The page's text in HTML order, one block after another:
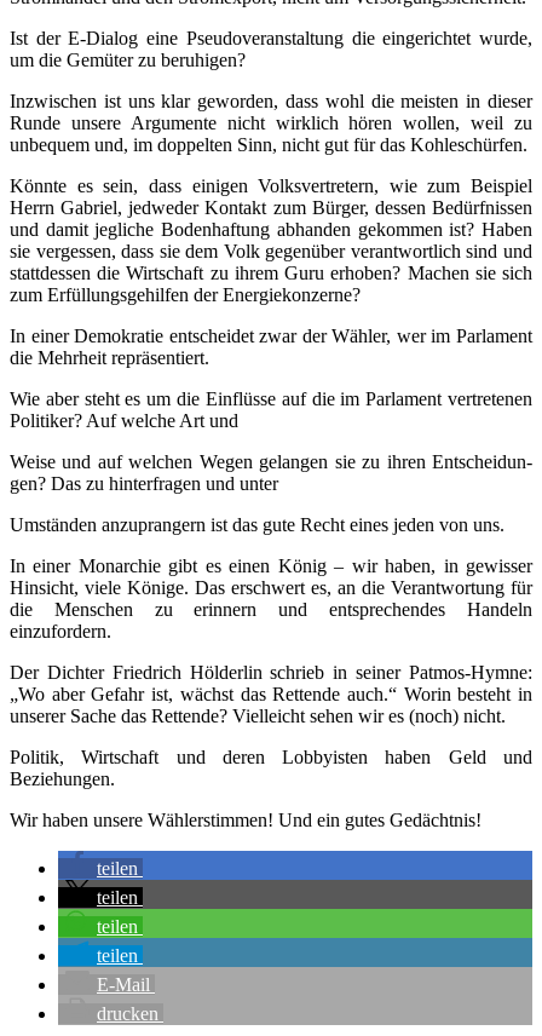
Ist der E‑Dialog eine Pseu­do­ver­an­stal­tung die ein­ge­rich­tet wur­de,
um die Gemü­ter zu beruhigen?
Inzwi­schen ist uns klar gewor­den, dass wohl die meis­ten in die­ser
Run­de unse­re Argu­men­te nicht wirk­lich hören wol­len, weil zu
unbe­quem und, im dop­pel­ten Sinn, nicht gut für das Kohleschürfen.
Könn­te es sein, dass eini­gen Volks­ver­tre­tern, wie zum Bei­spiel
Herrn Gabri­el, jed­we­der Kon­takt zum Bür­ger, des­sen Bedürf­nis­sen
und damit jeg­li­che Boden­haf­tung abhan­den gekom­men ist? Haben
sie ver­ges­sen, dass sie dem Volk gegen­über ver­ant­wort­lich sind und
statt­des­sen die Wirt­schaft zu ihrem Guru erho­ben? Machen sie sich
zum Erfül­lungs­ge­hil­fen der Energiekonzerne?
In einer Demo­kra­tie ent­schei­det zwar der Wäh­ler, wer im Par­la­ment
die Mehr­heit repräsentiert.
Wie aber steht es um die Ein­flüs­se auf die im Par­la­ment ver­tre­te­nen
Poli­ti­ker? Auf wel­che Art und
Wei­se und auf wel­chen Wegen gelan­gen sie zu ihren Ent­schei­dun­
gen? Das zu hin­ter­fra­gen und unter
Umstän­den anzu­pran­gern ist das gute Recht eines jeden von uns.
In einer Mon­ar­chie gibt es einen König – wir haben, in gewis­ser
Hin­sicht, vie­le Köni­ge. Das erschwert es, an die Ver­ant­wor­tung für
die Men­schen zu erin­nern und ent­spre­chen­des Han­deln
einzufordern.
Der Dich­ter Fried­rich Höl­der­lin schrieb in sei­ner Pat­mos-Hym­ne:
„Wo aber Gefahr ist, wächst das Ret­ten­de auch.“ Wor­in besteht in
unse­rer Sache das Ret­ten­de? Viel­leicht sehen wir es (noch) nicht.
Poli­tik, Wirt­schaft und deren Lob­by­is­ten haben Geld und
Beziehungen.
Wir haben unse­re Wäh­ler­stim­men! Und ein gutes Gedächtnis!
tei­len
tei­len
tei­len
tei­len
E‑Mail
dru­cken